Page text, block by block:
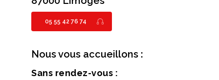
05 55 42 76 74
Nous vous accueillons :
Sans rendez-vous :